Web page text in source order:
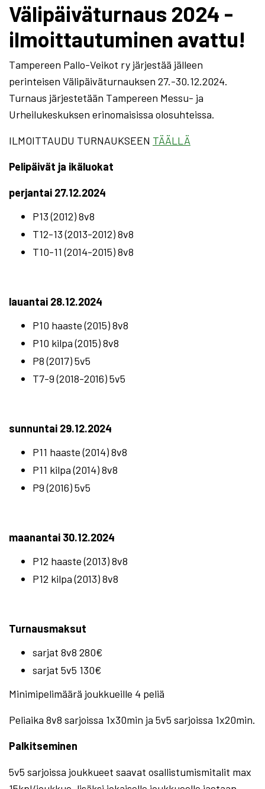
Välipäiväturnaus 2024 -
ilmoittautuminen avattu!
Tampereen Pallo-Veikot ry järjestää jälleen
perinteisen Välipäiväturnauksen 27.-30.12.2024.
Turnaus järjestetään Tampereen Messu- ja
Urheilukeskuksen erinomaisissa olosuhteissa.
ILMOITTAUDU TURNAUKSEEN TÄÄLLÄ
Pelipäivät ja ikäluokat
perjantai 27.12.2024
P13 (2012) 8v8
T12-13 (2013-2012) 8v8
T10-11 (2014-2015) 8v8
lauantai 28.12.2024
P10 haaste (2015) 8v8
P10 kilpa (2015) 8v8
P8 (2017) 5v5
T7-9 (2018-2016) 5v5
sunnuntai 29.12.2024
P11 haaste (2014) 8v8
P11 kilpa (2014) 8v8
P9 (2016) 5v5
maanantai 30.12.2024
P12 haaste (2013) 8v8
P12 kilpa (2013) 8v8
Turnausmaksut
sarjat 8v8 280€
sarjat 5v5 130€
Minimipelimäärä joukkueille 4 peliä
Peliaika 8v8 sarjoissa 1x30min ja 5v5 sarjoissa 1x20min.
Palkitseminen
5v5 sarjoissa joukkueet saavat osallistumismitalit max